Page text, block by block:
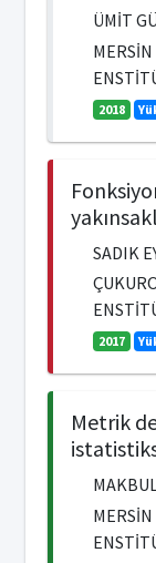
ÜMİT
2018
SADIK
2017
Metrik